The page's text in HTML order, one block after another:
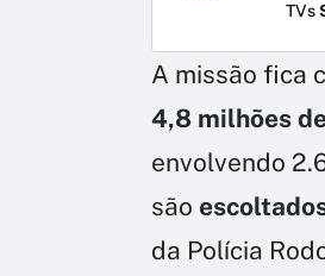
TVs
A missão fica
4,8 milhões
envolvendo
são
da Polícia